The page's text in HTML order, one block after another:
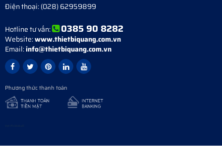
Điện thoại:(028) 62959899
Hotline tư vấn: 0385 90 8282
Website:www.thietbiquang.com.vn
Email:info@thietbiquang.com.vn
Phương thức thanh toán